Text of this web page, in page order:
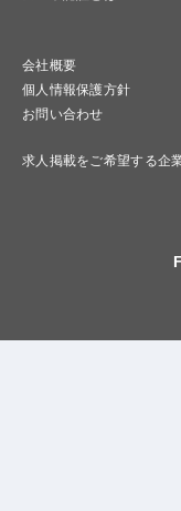
会社概要
個人情報保護方針
お問い合わせ
求人掲載をご希望する企